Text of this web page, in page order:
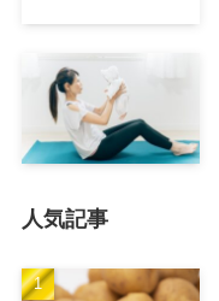
人気記事